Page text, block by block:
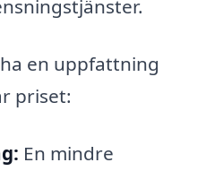
en uppfattning
priset:
En mindre